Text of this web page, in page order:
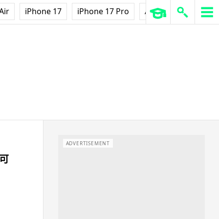
iPhone 17 iPhone 17 Pro AirPods Pro 3
ADVERTISEMENT